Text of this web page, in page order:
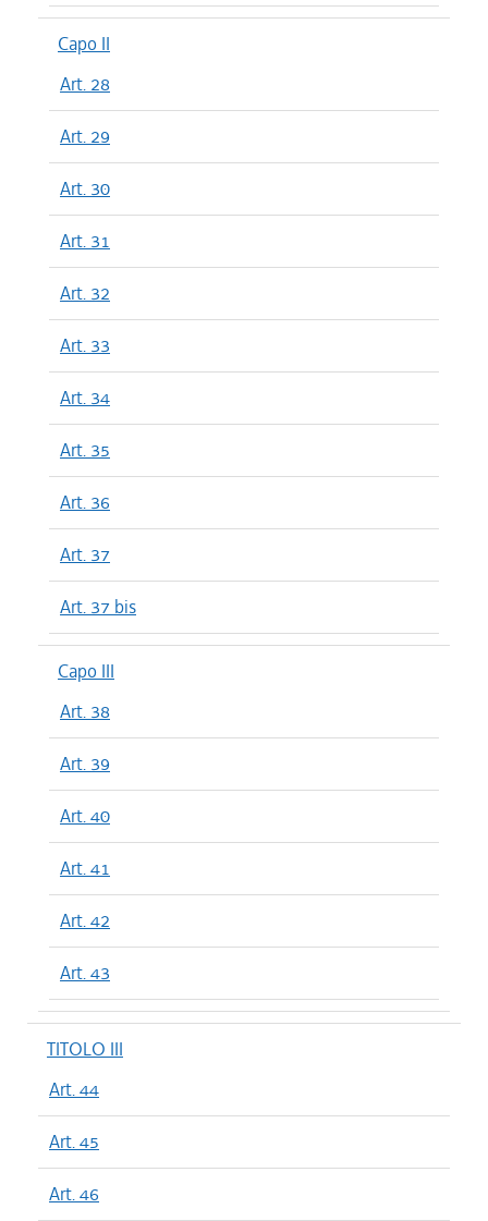
Capo II
Art. 28
Art. 29
Art. 30
Art. 31
Art. 32
Art. 33
Art. 34
Art. 35
Art. 36
Art. 37
Art. 37 bis
Capo III
Art. 38
Art. 39
Art. 40
Art. 41
Art. 42
Art. 43
TITOLO III
Art. 44
Art. 45
Art. 46